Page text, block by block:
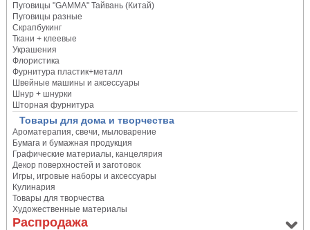
Пуговицы "GAMMA" Тайвань (Китай)
Пуговицы разные
Скрапбукинг
Ткани + клеевые
Украшения
Флористика
Фурнитура пластик+металл
Швейные машины и аксессуары
Шнур + шнурки
Шторная фурнитура
Товары для дома и творчества
Ароматерапия, свечи, мыловарение
Бумага и бумажная продукция
Графические материалы, канцелярия
Декор поверхностей и заготовок
Игры, игровые наборы и аксессуары
Кулинария
Товары для творчества
Художественные материалы
Распродажа